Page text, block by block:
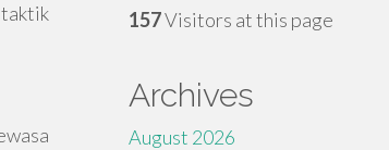
taktik
157Visitors at this page
Archives
August 2026